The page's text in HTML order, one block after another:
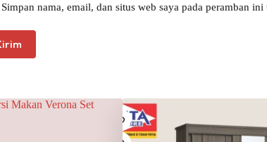
Simpan nama, email, dan situs web saya pada peramban